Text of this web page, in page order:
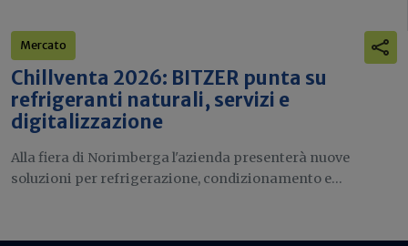
Mercato
Chillventa 2026: BITZER punta su
refrigeranti naturali, servizi e
digitalizzazione
Alla fiera di Norimberga l'azienda presenterà nuove
soluzioni per refrigerazione, condizionamento e...